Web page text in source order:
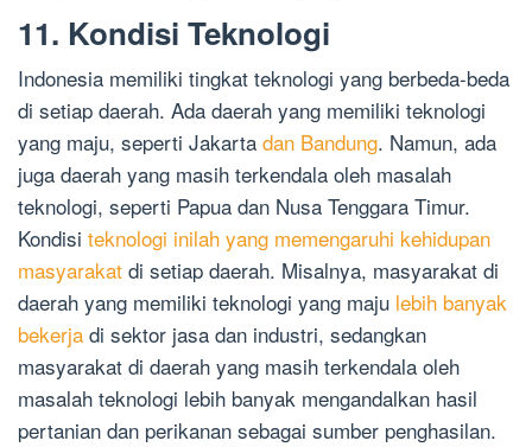
11. Kondisi Teknologi
Indonesia memiliki tingkat teknologi yang berbeda-beda
di setiap daerah. Ada daerah yang memiliki teknologi
yang maju, seperti Jakarta dan Bandung. Namun, ada
juga daerah yang masih terkendala oleh masalah
teknologi, seperti Papua dan Nusa Tenggara Timur.
Kondisi teknologi inilah yang memengaruhi kehidupan
masyarakat di setiap daerah. Misalnya, masyarakat di
daerah yang memiliki teknologi yang maju lebih banyak
bekerja di sektor jasa dan industri, sedangkan
masyarakat di daerah yang masih terkendala oleh
masalah teknologi lebih banyak mengandalkan hasil
pertanian dan perikanan sebagai sumber penghasilan.